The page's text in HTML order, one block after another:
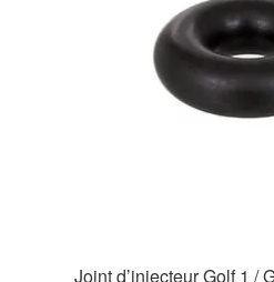
Joint d’injecteur Golf 1 /